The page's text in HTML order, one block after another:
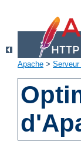
Apache > Serveur